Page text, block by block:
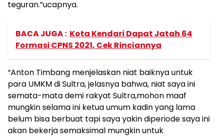
teguran.”ucapnya.
BACA JUGA : Kota Kendari Dapat Jatah 64
Formasi CPNS 2021, Cek Rinciannya
“Anton Timbang menjelaskan niat baiknya untuk
para UMKM di Sultra, jelasnya bahwa, niat saya ini
semata-mata demi rakyat Sultra,mohon maaf
mungkin selama ini ketua umum kadin yang lama
belum bisa berbuat tapi saya yakin diperiode saya ini
akan bekerja semaksimal mungkin untuk